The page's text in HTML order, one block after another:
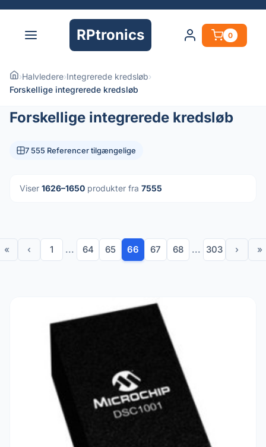
RPtronics 0
›Halvledere›Integrerede kredsløb›
Forskellige integrerede kredsløb
Forskellige integrerede kredsløb
7 555 Referencer tilgængelige
Viser 1626–1650 produkter fra 7555
« ‹ 1 ... 64 65 66 67 68 ... 303 › »